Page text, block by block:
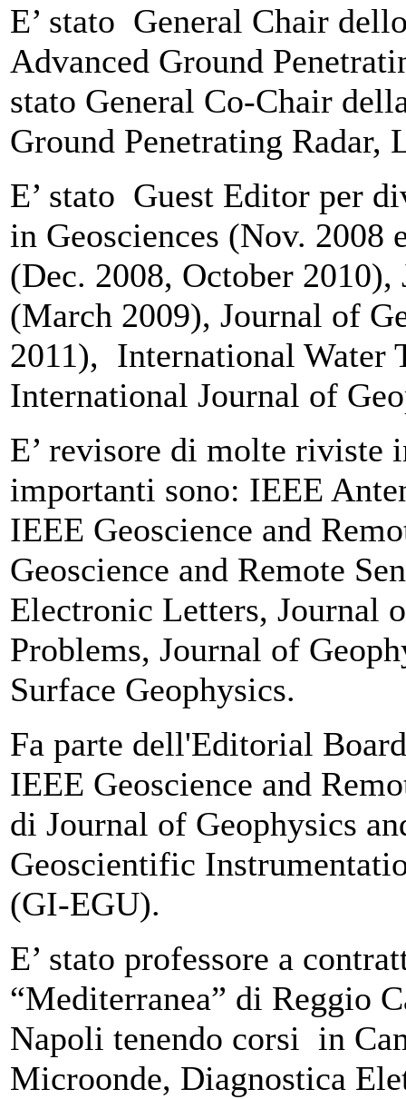
E’ stato General Chair
Advanced Ground
stato General Co-Chair
Ground Penetrating Radar,
E’ stato Guest Editor per
in Geosciences (Nov. 2008
(Dec. 2008, October
(March 2009), Journal of
2011), International Water
International Journal of
E’ revisore di molte
importanti sono: IEEE
IEEE Geoscience and
Geoscience and Remote
Electronic Letters, Journal
Problems, Journal of
Surface Geophysics.
Fa parte dell'Editorial
IEEE Geoscience and
di Journal of Geophysics
Geoscientific
(GI-EGU).
E’ stato professore a
“Mediterranea” di Reggio
Napoli tenendo corsi in
Microonde, Diagnostica